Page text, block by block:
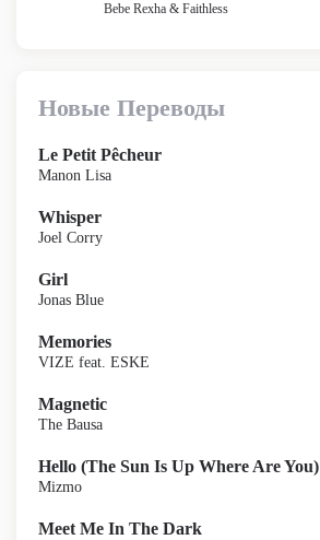
Bebe Rexha & Faithless
Новые Переводы
Le Petit Pêcheur
Manon Lisa
Whisper
Joel Corry
Girl
Jonas Blue
Memories
VIZE feat. ESKE
Magnetic
The Bausa
Hello (The Sun Is Up Where Are You)
Mizmo
Meet Me In The Dark